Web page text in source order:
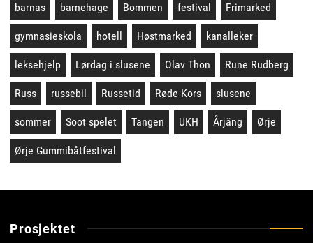
barnas barnehage Bommen festival Frimarked
gymnasieskola hotell Høstmarked kanalleker
leksehjelp Lørdag i slusene Olav Thon Rune Rudberg
Russ russebil Russetid Røde Kors slusene
sommer Soot spelet Tangen UKH Årjäng Ørje
Ørje Gummibåtfestival
Prosjektet